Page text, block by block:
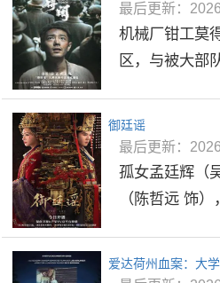
最后更新：
机械厂钳工莫
区，与被大部
御廷谣
最后更新：
孤女孟廷辉（
（陈哲远 饰
爱达荷州血案：大